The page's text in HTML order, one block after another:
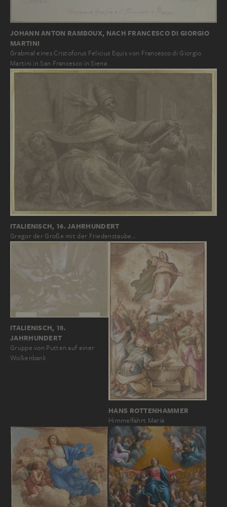
JOHANN ANTON RAMBOUX, NACH FRANCESCO DI GIORGIO
MARTINI
Grabmal eines Cristoforus Felicius Equis von Francesco di Giorgio
Martini in San Francesco in Siena
ITALIENISCH, 16. JAHRHUNDERT
Gregor der Große mit der Friedenstaube…
ITALIENISCH, 18.
JAHRHUNDERT
Gruppe von Putten auf einer
Wolkenbank
HANS ROTTENHAMMER
Himmelfahrt Mariä